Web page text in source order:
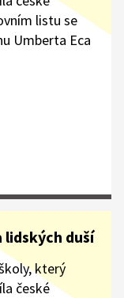
listu se
Umberta Eca
lidských duší
který
české